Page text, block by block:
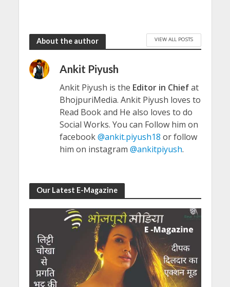
About the author VIEW ALL POSTS
Ankit Piyush
Ankit Piyush is the Editor in Chiefat
BhojpuriMedia. Ankit Piyush loves to
Read Book and He also loves to do
Social Works. You can Follow him on
facebook@ankit.piyush18 or follow
him on instagram @ankitpiyush.
Our Latest E-Magazine